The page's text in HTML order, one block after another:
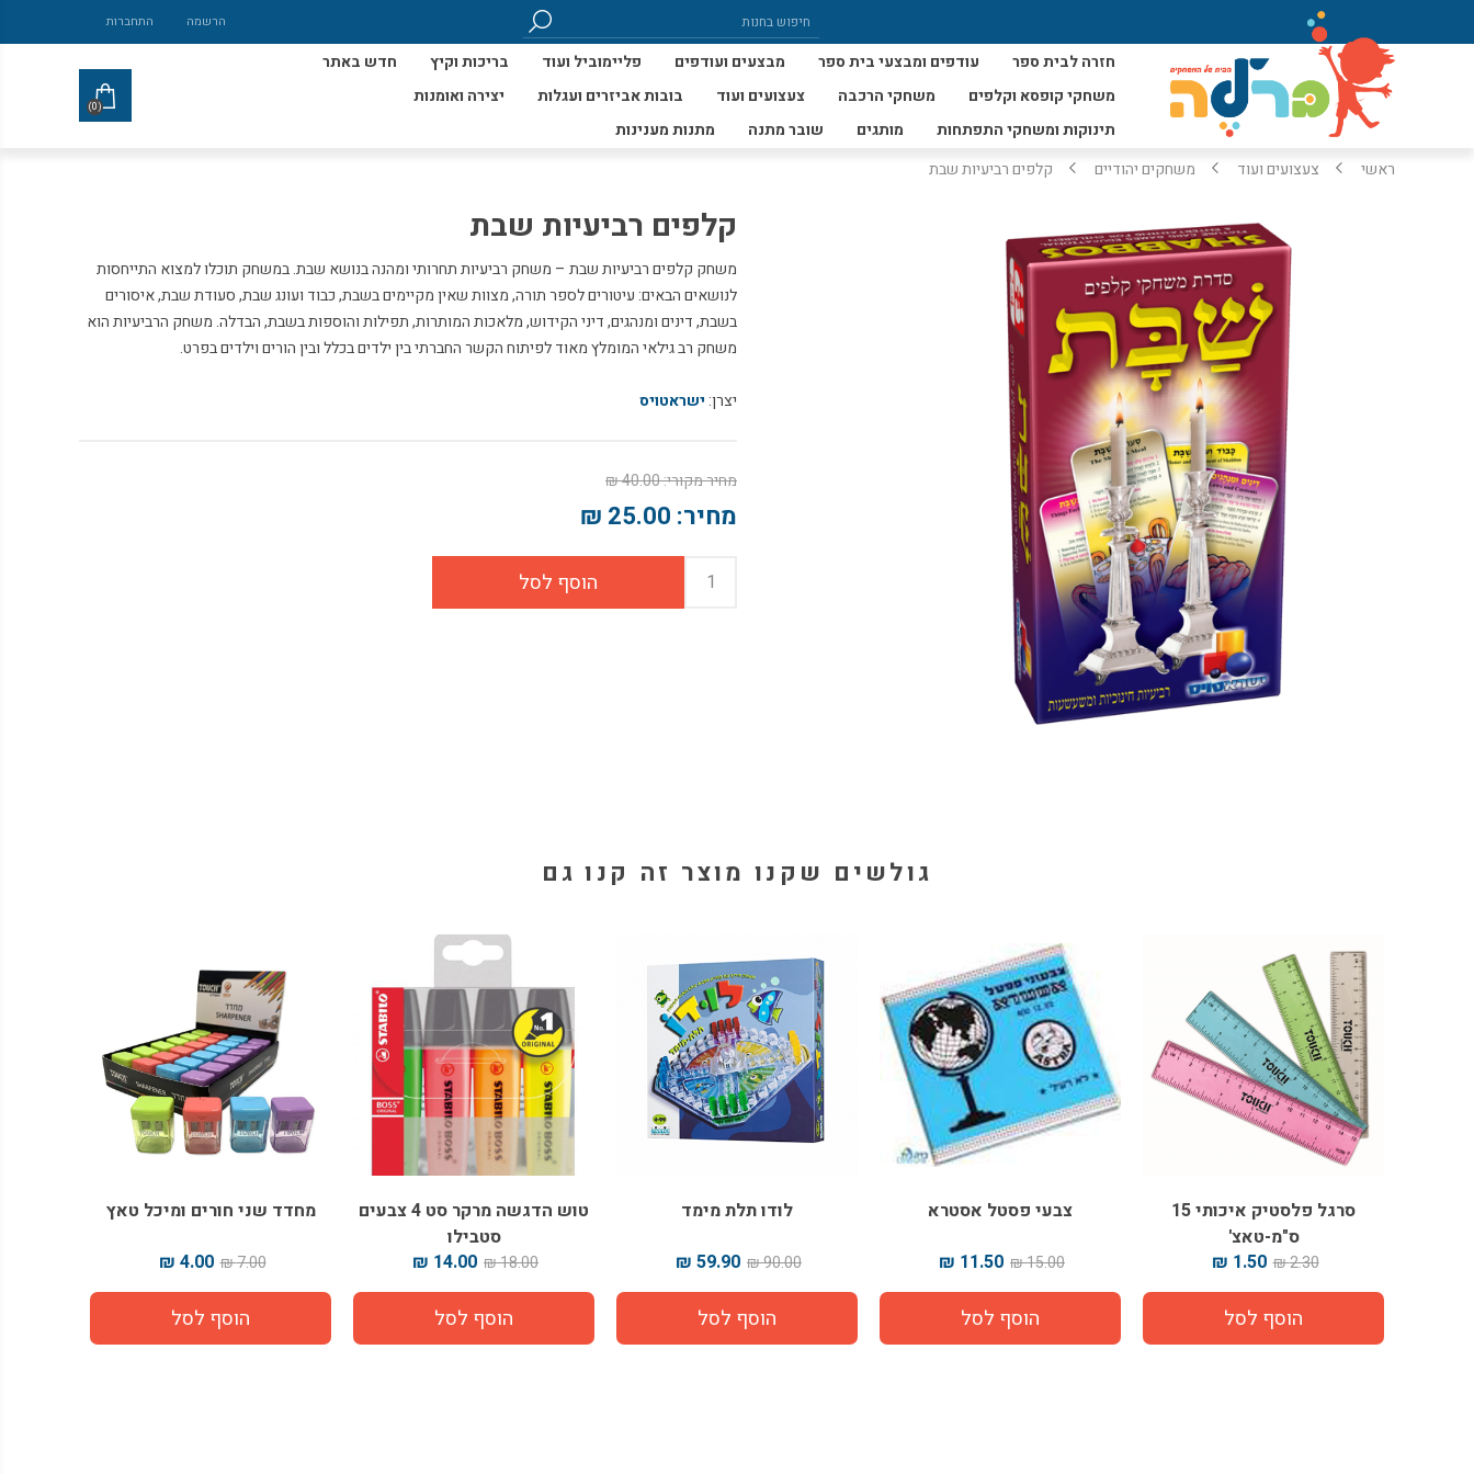
הרשמה התחברות
חזרה לבית ספר עודפים ומבצעי בית ספר מבצעים ועודפים פליימוביל ועוד בריכות וקיץ
חדש באתר
משחקי קופסא וקלפים
משחקי הרכבה צעצועים ועוד בובות אביזרים ועגלות
יצירה ואומנות
תינוקות ומשחקי התפתחות
מותגים שובר מתנה מתנות מענינות
(0)
ראשי צעצועים ועוד משחקים יהודיים קלפים רביעיות שבת
קלפים רביעיות שבת
משחק קלפים רביעיות שבת – משחק רביעיות תחרותי ומהנה בנושא שבת. במשחק תוכלו למצוא התייחסות
לנושאים הבאים: עיטורים לספר תורה, מצוות שאין מקיימים בשבת, כבוד ועונג שבת, סעודת שבת, איסורים
בשבת, דינים ומנהגים, דיני הקידוש, מלאכות המותרות, תפילות והוספות בשבת, הבדלה. משחק הרביעיות הוא
משחק רב גילאי המומלץ מאוד לפיתוח הקשר החברתי בין ילדים בכלל ובין הורים וילדים בפרט.
יצרן: ישראטויס
מחיר מקורי:40.00 ₪
מחיר: 25.00 ₪
גולשים שקנו מוצר זה קנו גם
סרגל פלסטיק איכותי 15
ס"מ-טאצ'
2.30 ₪
1.50 ₪
צבעי פסטל אסטרא
15.00 ₪
11.50 ₪
לודו תלת מימד
90.00 ₪
59.90 ₪
טוש הדגשה מרקר סט 4 צבעים
סטבילו
18.00 ₪
14.00 ₪
מחדד שני חורים ומיכל טאץ
7.00 ₪
4.00 ₪